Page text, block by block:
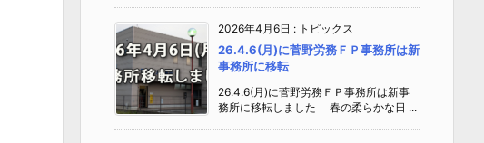
2026年4月6日 : トピックス
26.4.6(月)に菅野労務ＦＰ事務所は新
事務所に移転
26.4.6(月)に菅野労務ＦＰ事務所は新事
務所に移転しました 春の柔らかな日 ...